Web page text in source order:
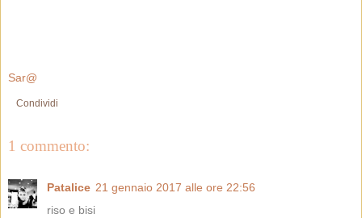
Sar@
Condividi
1 commento:
Patalice 21 gennaio 2017 alle ore 22:56
riso e bisi